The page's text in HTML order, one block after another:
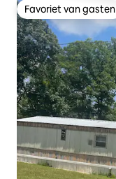
Favoriet van gasten
Favoriet van gasten